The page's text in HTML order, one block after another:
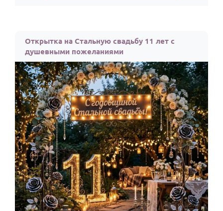
Открытка на Стальную свадьбу 11 лет с
душевными пожеланиями